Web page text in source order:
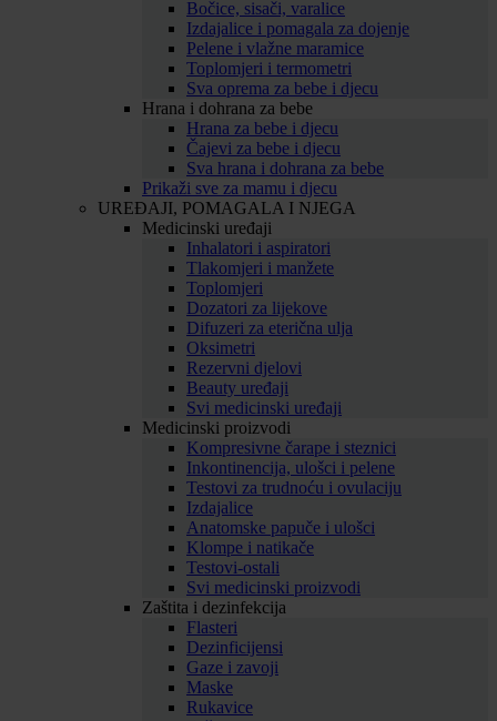
Bočice, sisači, varalice
Izdajalice i pomagala za dojenje
Pelene i vlažne maramice
Toplomjeri i termometri
Sva oprema za bebe i djecu
Hrana i dohrana za bebe
Hrana za bebe i djecu
Čajevi za bebe i djecu
Sva hrana i dohrana za bebe
Prikaži sve za mamu i djecu
UREĐAJI, POMAGALA I NJEGA
Medicinski uređaji
Inhalatori i aspiratori
Tlakomjeri i manžete
Toplomjeri
Dozatori za lijekove
Difuzeri za eterična ulja
Oksimetri
Rezervni djelovi
Beauty uređaji
Svi medicinski uređaji
Medicinski proizvodi
Kompresivne čarape i steznici
Inkontinencija, ulošci i pelene
Testovi za trudnoću i ovulaciju
Izdajalice
Anatomske papuče i ulošci
Klompe i natikače
Testovi-ostali
Svi medicinski proizvodi
Zaštita i dezinfekcija
Flasteri
Dezinficijensi
Gaze i zavoji
Maske
Rukavice